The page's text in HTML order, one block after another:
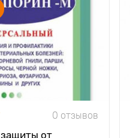
0 отзывов
от